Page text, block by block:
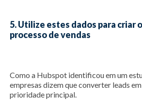
5. Utilize estes dados para criar
processo de vendas
Como a Hubspot identificou em um
empresas dizem que converter leads
prioridade principal.